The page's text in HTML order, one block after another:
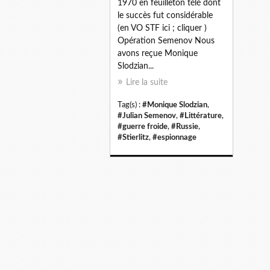
1970 en feuilleton télé dont
le succès fut considérable
(en VO STF ici ; cliquer )
Opération Semenov Nous
avons reçue Monique
Slodzian...
Lire la suite
Tag(s) : #Monique Slodzian,
#Julian Semenov, #Littérature,
#guerre froide, #Russie,
#Stierlitz, #espionnage